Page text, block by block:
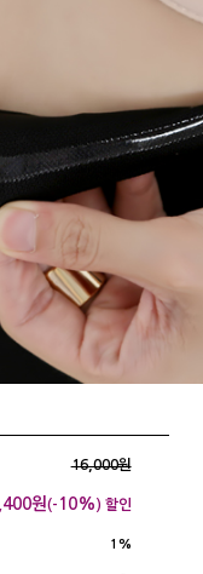
16,000원
원(- 10%) 할인
1%